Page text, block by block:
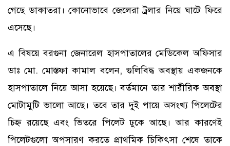
গেছে ডাকাতরা। কোনোভাবে জেলেরা ট্রলার নিয়ে ঘাটে ফিরে
এসেছে।
এ বিষয়ে বরগুনা জেনারেল হাসপাতালের মেডিকেল অফিসার
ডাঃ মো. মোস্তফা কামাল বলেন, গুলিবিদ্ধ অবস্থায় একজনকে
হাসপাতালে নিয়ে আসা হয়েছে। বর্তমানে তার শারীরিক অবস্থা
মোটামুটি ভালো আছে। তবে তার দুই পায়ে অসংখ্য পিলেটের
চিহ্ন রয়েছে এবং ভিতরে পিলেট ঢুকে আছে। আর কারণেই
পিলেটগুলো অপসারণ করতে প্রাথমিক চিকিৎসা শেষে তাকে